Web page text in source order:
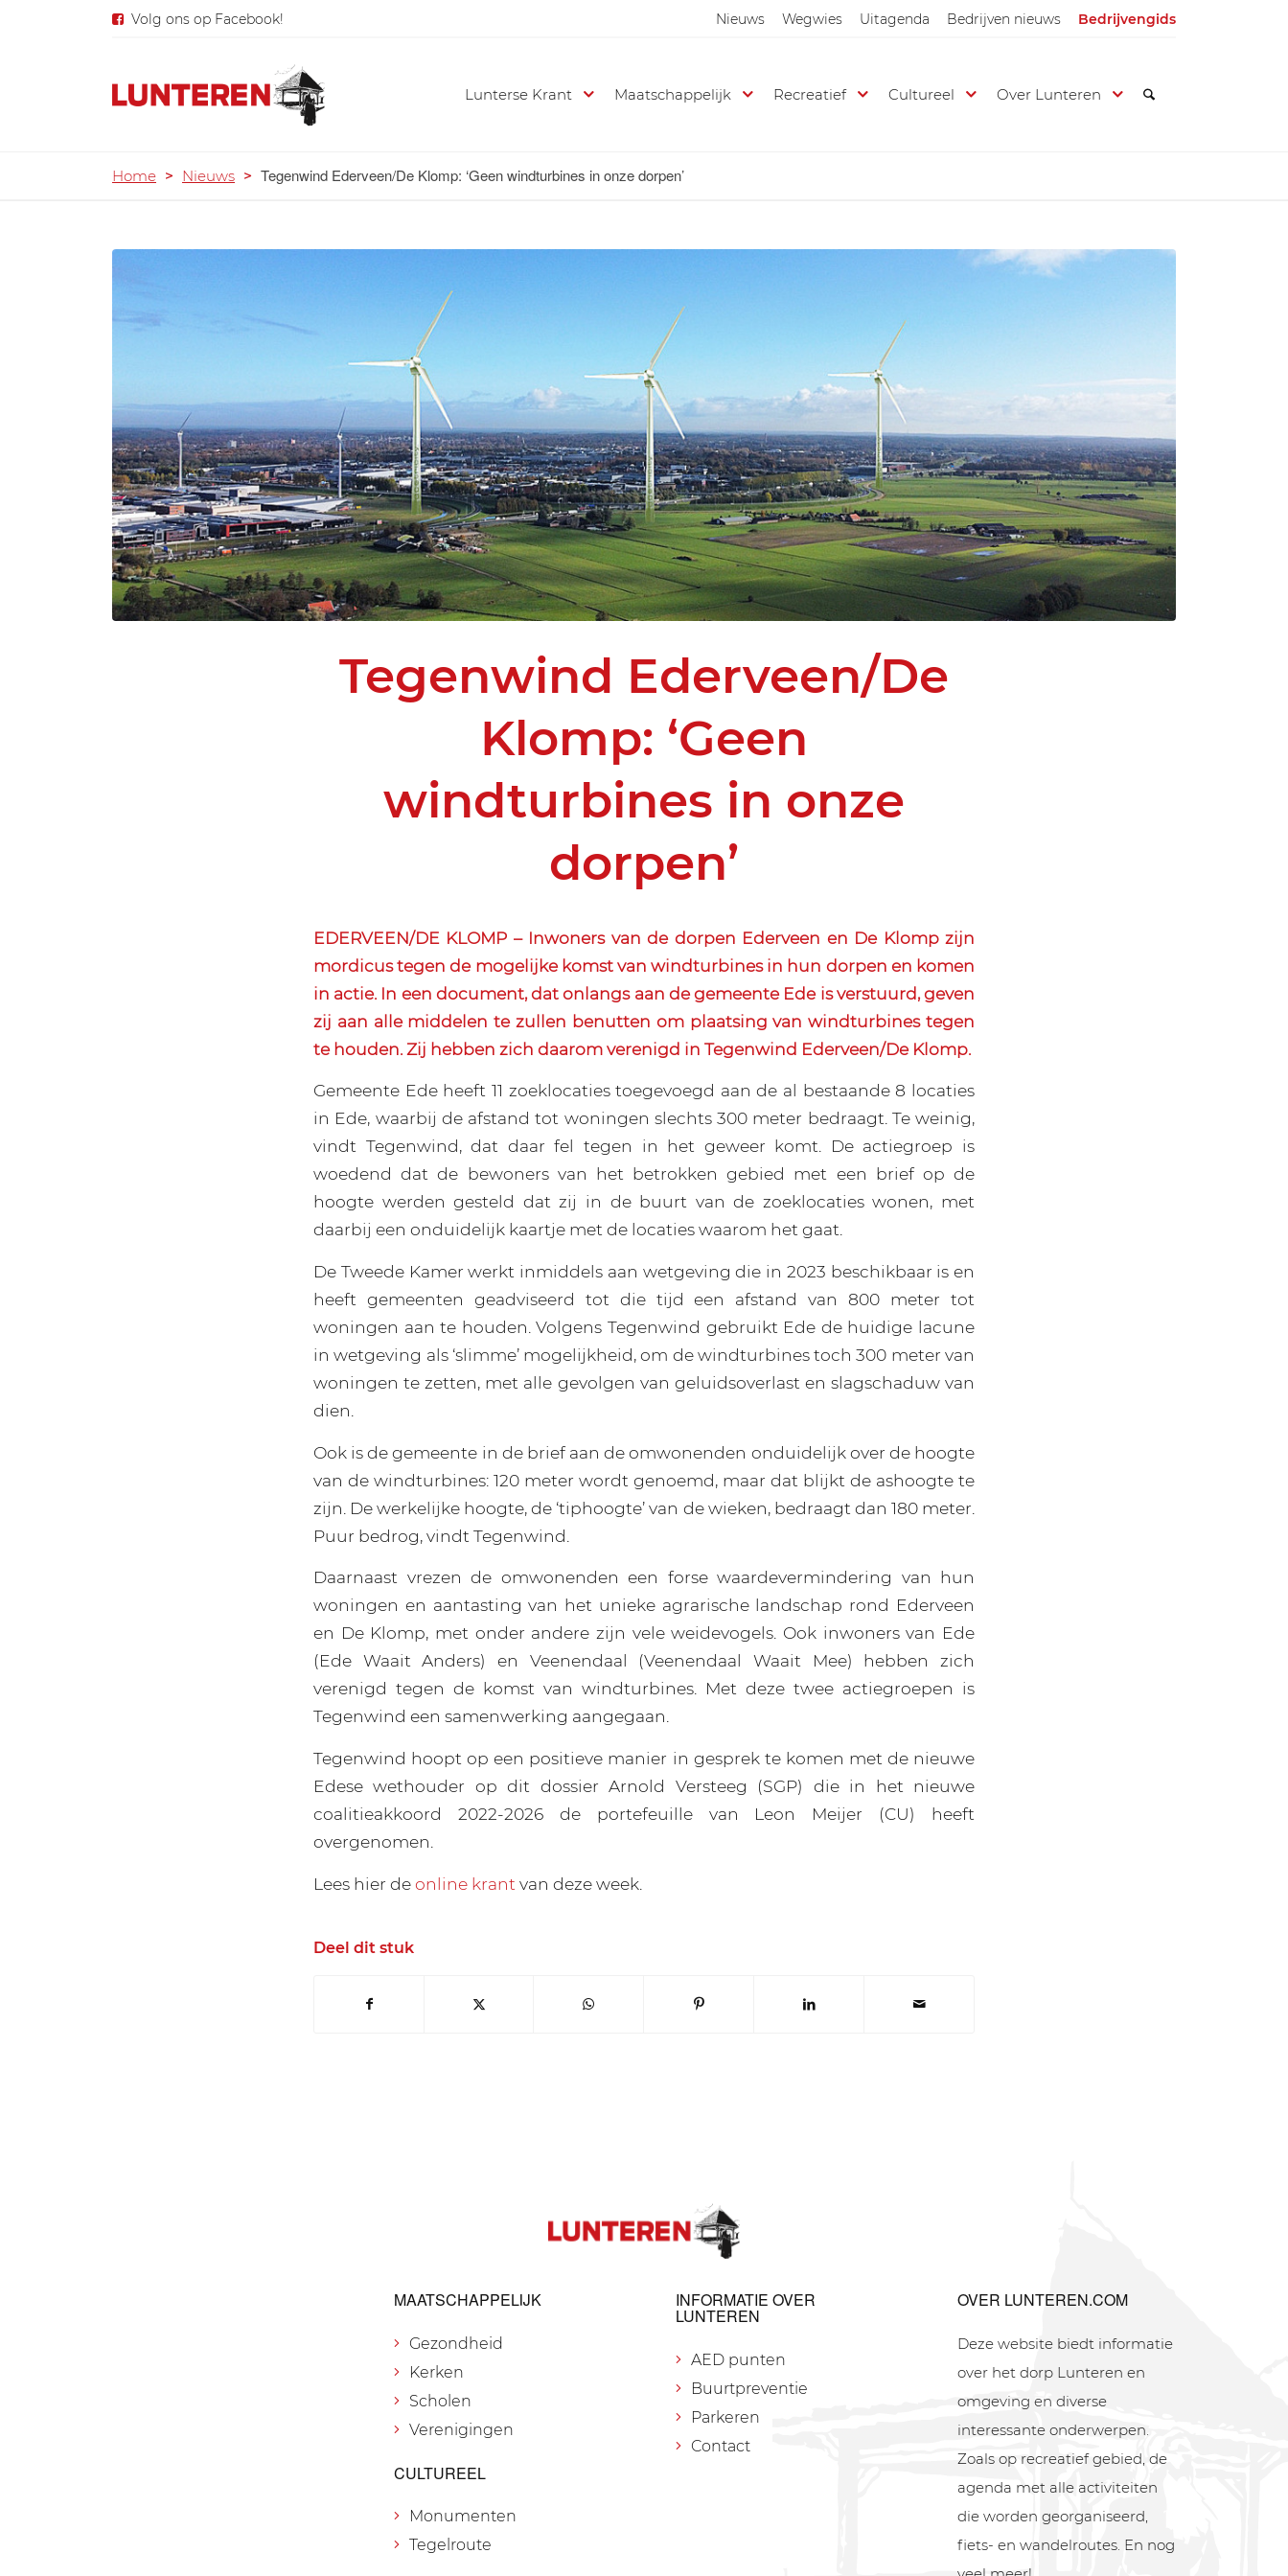
Nieuws Wegwies Uitagenda Bedrijven nieuws Bedrijvengids
Volg ons op Facebook!
Lunterse Krant Maatschappelijk Recreatief Cultureel Over Lunteren
Home > Nieuws > Tegenwind Ederveen/De Klomp: ‘Geen windturbines in onze dorpen’
Tegenwind Ederveen/De
Klomp: ‘Geen
windturbines in onze
dorpen’
EDERVEEN/DE KLOMP – Inwoners van de dorpen Ederveen en De Klomp zijn
mordicus tegen de mogelijke komst van windturbines in hun dorpen en komen
in actie. In een document, dat onlangs aan de gemeente Ede is verstuurd, geven
zij aan alle middelen te zullen benutten om plaatsing van windturbines tegen
te houden. Zij hebben zich daarom verenigd in Tegenwind Ederveen/De Klomp.
Gemeente Ede heeft 11 zoeklocaties toegevoegd aan de al bestaande 8 locaties
in Ede, waarbij de afstand tot woningen slechts 300 meter bedraagt. Te weinig,
vindt Tegenwind, dat daar fel tegen in het geweer komt. De actiegroep is
woedend dat de bewoners van het betrokken gebied met een brief op de
hoogte werden gesteld dat zij in de buurt van de zoeklocaties wonen, met
daarbij een onduidelijk kaartje met de locaties waarom het gaat.
De Tweede Kamer werkt inmiddels aan wetgeving die in 2023 beschikbaar is en
heeft gemeenten geadviseerd tot die tijd een afstand van 800 meter tot
woningen aan te houden. Volgens Tegenwind gebruikt Ede de huidige lacune
in wetgeving als ‘slimme’ mogelijkheid, om de windturbines toch 300 meter van
woningen te zetten, met alle gevolgen van geluidsoverlast en slagschaduw van
dien.
Ook is de gemeente in de brief aan de omwonenden onduidelijk over de hoogte
van de windturbines: 120 meter wordt genoemd, maar dat blijkt de ashoogte te
zijn. De werkelijke hoogte, de ‘tiphoogte’ van de wieken, bedraagt dan 180 meter.
Puur bedrog, vindt Tegenwind.
Daarnaast vrezen de omwonenden een forse waardevermindering van hun
woningen en aantasting van het unieke agrarische landschap rond Ederveen
en De Klomp, met onder andere zijn vele weidevogels. Ook inwoners van Ede
(Ede Waait Anders) en Veenendaal (Veenendaal Waait Mee) hebben zich
verenigd tegen de komst van windturbines. Met deze twee actiegroepen is
Tegenwind een samenwerking aangegaan.
Tegenwind hoopt op een positieve manier in gesprek te komen met de nieuwe
Edese wethouder op dit dossier Arnold Versteeg (SGP) die in het nieuwe
coalitieakkoord 2022-2026 de portefeuille van Leon Meijer (CU) heeft
overgenomen.
Lees hier deonline krant van deze week.
Deel dit stuk
MAATSCHAPPELIJK
Gezondheid
Kerken
Scholen
Verenigingen
CULTUREEL
Monumenten
Tegelroute
INFORMATIE OVER
LUNTEREN
AED punten
Buurtpreventie
Parkeren
Contact
OVER LUNTEREN.COM
Deze website biedt informatie
over het dorp Lunteren en
omgeving en diverse
interessante onderwerpen.
Zoals op recreatief gebied, de
agenda met alle activiteiten
die worden georganiseerd,
fiets- en wandelroutes. En nog